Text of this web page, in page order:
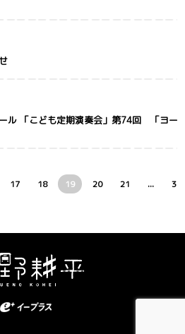
ル 「こども定期演奏会」第74回 「ヨー
17 18 19 20 21 ... 30